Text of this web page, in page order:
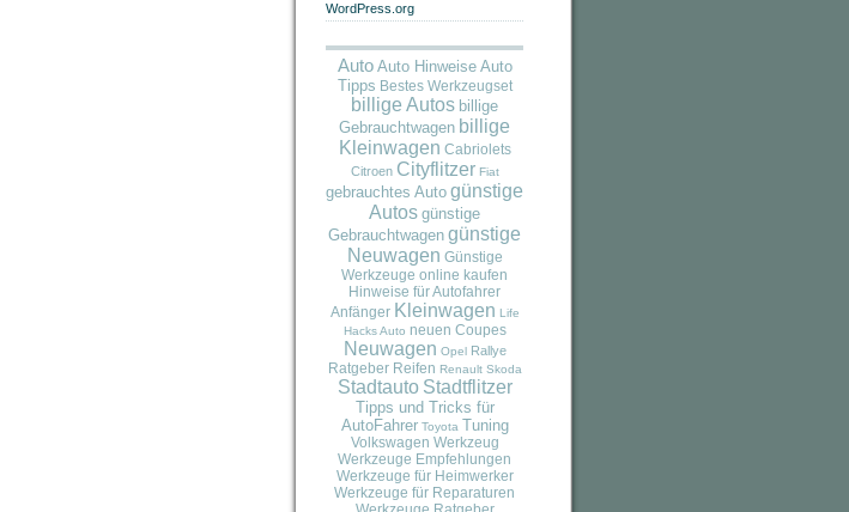
WordPress.org
Auto Auto Hinweise Auto
Tipps Bestes Werkzeugset
billige Autos billige
Gebrauchtwagen billige
Kleinwagen Cabriolets
Citroen Cityflitzer Fiat
gebrauchtes Auto günstige
Autos günstige
Gebrauchtwagen günstige
Neuwagen Günstige
Werkzeuge online kaufen
Hinweise für Autofahrer
Anfänger Kleinwagen Life
Hacks Auto neuen Coupes
Neuwagen Opel Rallye
Ratgeber Reifen Renault Skoda
Stadtauto Stadtflitzer
Tipps und Tricks für
AutoFahrer Toyota Tuning
Volkswagen Werkzeug
Werkzeuge Empfehlungen
Werkzeuge für Heimwerker
Werkzeuge für Reparaturen